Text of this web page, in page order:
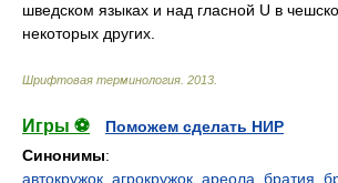
шведском языках и над гласной U в
некоторых других.
Шрифтовая терминология 2013
Игры ⚽
Поможем сделать НИР
Синонимы:
автокружок агрокружок ареола братия